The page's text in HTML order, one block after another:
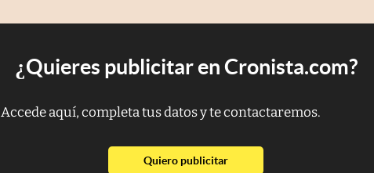
¿Quieres publicitar en Cronista.com?
Accede aquí, completa tus datos y te contactaremos.
Quiero publicitarabre en nueva pestaña